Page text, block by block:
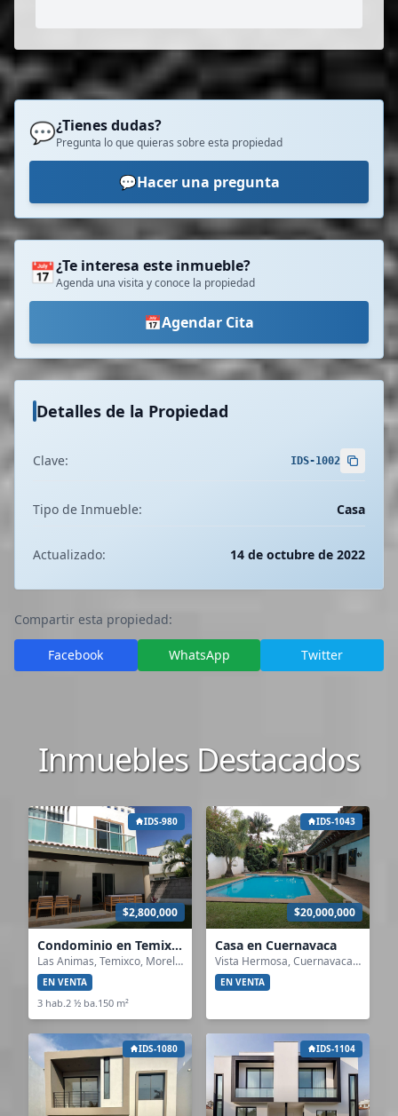
💬¿Tienes dudas?
Pregunta lo que quieras sobre esta propiedad
💬Hacer una pregunta
📅¿Te interesa este inmueble?
Agenda una visita y conoce la propiedad
📅Agendar Cita
Detalles de la Propiedad
Clave: IDS-1002
Tipo de Inmueble: Casa
Actualizado: 14 de octubre de 2022
Compartir esta propiedad:
Facebook WhatsApp Twitter
Inmuebles Destacados
IDS-980
$2,800,000
Condominio en Temixco
Las Animas, Temixco, Morelos
EN VENTA
3 hab. 2 ½ ba. 150 m²
IDS-1043
$20,000,000
Casa en Cuernavaca
Vista Hermosa, Cuernavaca, Morelos
EN VENTA
IDS-1080 IDS-1104